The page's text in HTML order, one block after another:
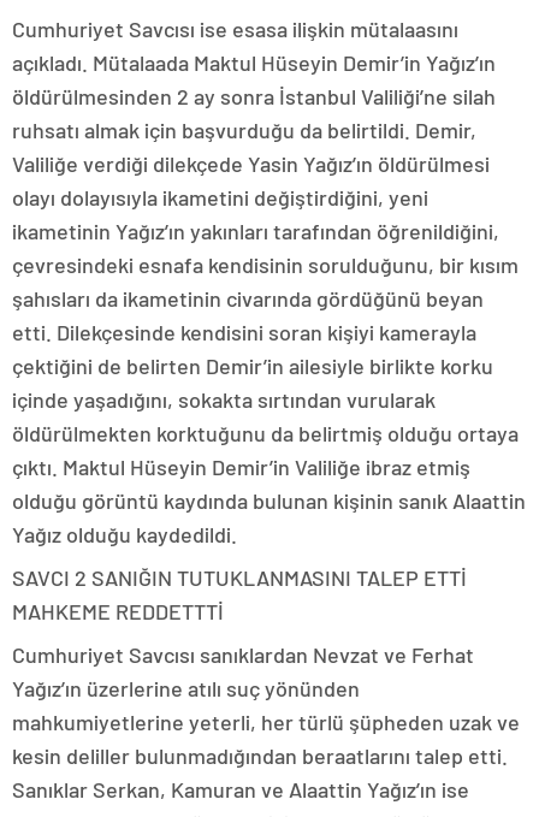
Cumhuriyet Savcısı ise esasa ilişkin mütalaasını
açıkladı. Mütalaada Maktul Hüseyin Demir’in Yağız’ın
öldürülmesinden 2 ay sonra İstanbul Valiliği’ne silah
ruhsatı almak için başvurduğu da belirtildi. Demir,
Valiliğe verdiği dilekçede Yasin Yağız’ın öldürülmesi
olayı dolayısıyla ikametini değiştirdiğini, yeni
ikametinin Yağız’ın yakınları tarafından öğrenildiğini,
çevresindeki esnafa kendisinin sorulduğunu, bir kısım
şahısları da ikametinin civarında gördüğünü beyan
etti. Dilekçesinde kendisini soran kişiyi kamerayla
çektiğini de belirten Demir’in ailesiyle birlikte korku
içinde yaşadığını, sokakta sırtından vurularak
öldürülmekten korktuğunu da belirtmiş olduğu ortaya
çıktı. Maktul Hüseyin Demir’in Valiliğe ibraz etmiş
olduğu görüntü kaydında bulunan kişinin sanık Alaattin
Yağız olduğu kaydedildi.
SAVCI 2 SANIĞIN TUTUKLANMASINI TALEP ETTİ
MAHKEME REDDETTTİ
Cumhuriyet Savcısı sanıklardan Nevzat ve Ferhat
Yağız’ın üzerlerine atılı suç yönünden
mahkumiyetlerine yeterli, her türlü şüpheden uzak ve
kesin deliller bulunmadığından beraatlarını talep etti.
Sanıklar Serkan, Kamuran ve Alaattin Yağız’ın ise